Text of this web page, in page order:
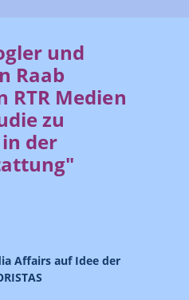
und
Raab
RTR Medien
zu
der
Affairs auf Idee der